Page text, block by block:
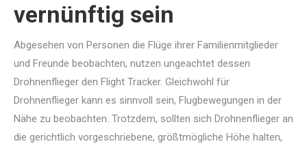
vernünftig sein
Abgesehen von Personen die Flüge ihrer Familienmitglieder
und Freunde beobachten, nutzen ungeachtet dessen
Drohnenflieger den Flight Tracker. Gleichwohl für
Drohnenflieger kann es sinnvoll sein, Flugbewegungen in der
Nähe zu beobachten. Trotzdem, sollten sich Drohnenflieger an
die gerichtlich vorgeschriebene, größtmögliche Höhe halten,